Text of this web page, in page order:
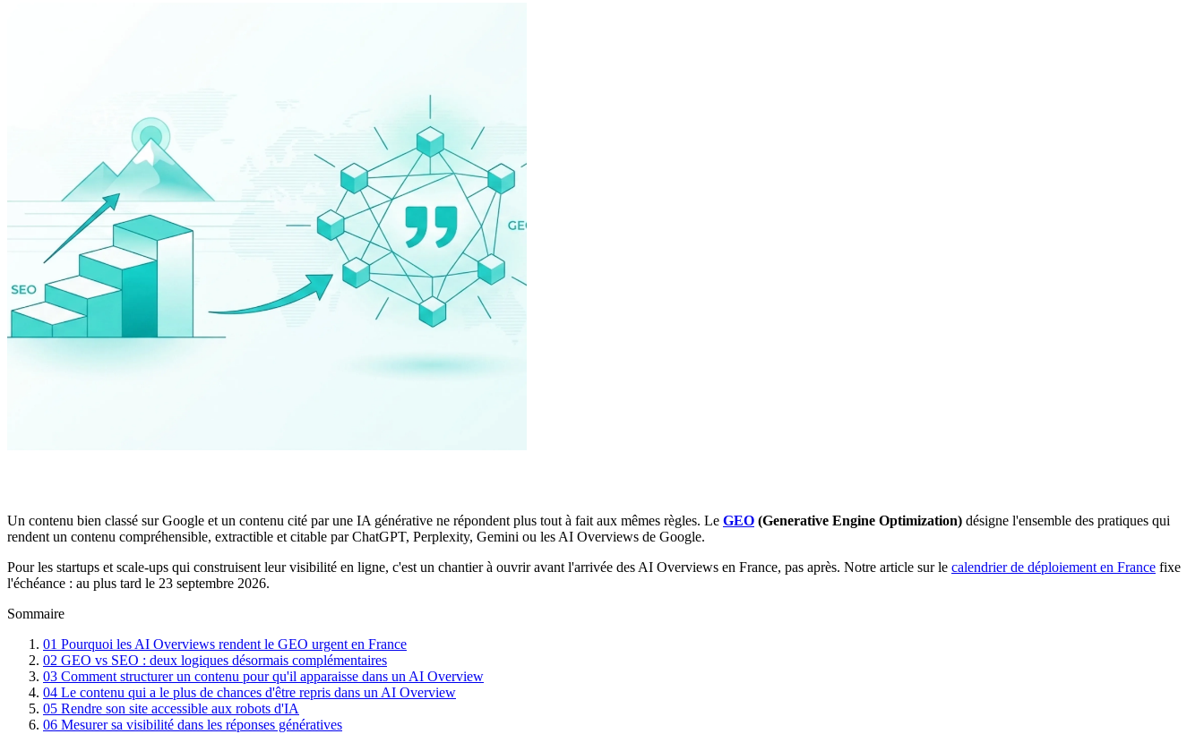
Un contenu bien classé sur Google et un contenu cité par une IA générative ne répondent plus tout à fait aux mêmes règles. Le GEO (Generative Engine Optimization) désigne l'ensemble des pratiques qui
rendent un contenu compréhensible, extractible et citable par ChatGPT, Perplexity, Gemini ou les AI Overviews de Google.
Pour les startups et scale-ups qui construisent leur visibilité en ligne, c'est un chantier à ouvrir avant l'arrivée des AI Overviews en France, pas après. Notre article sur le calendrier de déploiement en France fixe
l'échéance : au plus tard le 23 septembre 2026.
Sommaire
01 Pourquoi les AI Overviews rendent le GEO urgent en France
02 GEO vs SEO : deux logiques désormais complémentaires
03 Comment structurer un contenu pour qu'il apparaisse dans un AI Overview
04 Le contenu qui a le plus de chances d'être repris dans un AI Overview
05 Rendre son site accessible aux robots d'IA
06 Mesurer sa visibilité dans les réponses génératives